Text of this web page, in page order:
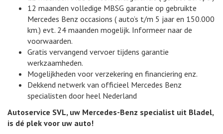
12 maanden volledige MBSG garantie op gebruikte
Mercedes Benz occasions ( auto’s t/m 5 jaar en 150.000
km.) evt. 24 maanden mogelijk. Informeer naar de
voorwaarden.
Gratis vervangend vervoer tijdens garantie
werkzaamheden.
Mogelijkheden voor verzekering en financiering enz.
Dekkend netwerk van officieel Mercedes Benz
specialisten door heel Nederland
Autoservice SVL, uw Mercedes-Benz specialist uit Bladel,
is dé plek voor uw auto!